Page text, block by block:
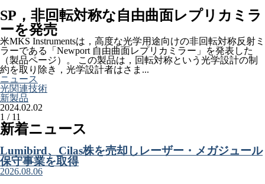
SP，非回転対称な自由曲面レプリカミラ
ーを発売
米MKS Instrumentsは，高度な光学用途向けの非回転対称反射ミ
ラーである「Newport 自由曲面レプリカミラー」を発表した
（製品ページ）。 この製品は，回転対称という光学設計の制
約を取り除き，光学設計者はさま...
ニュース
光関連技術
新製品
2024.02.02
1 / 11
新着ニュース
Lumibird、Cilas株を売却しレーザー・メガジュール
保守事業を取得
2026.08.06